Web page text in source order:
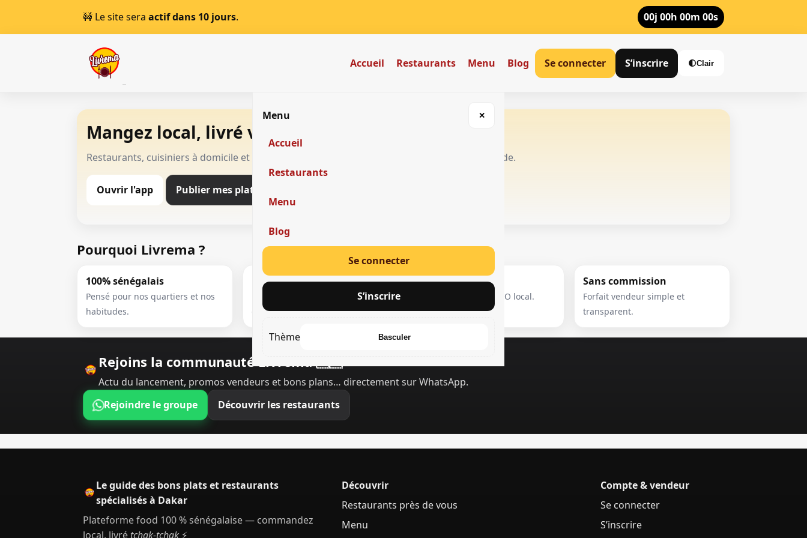
🚧 Le site sera actif dans 10 jours. 00j 00h 00m 00s
Accueil Restaurants Menu Blog Se connecter S’inscrire 🌓
Menu ✕
Accueil
Restaurants
Menu
Blog
Se connecter
S’inscrire
Thème Basculer
Mangez local, livré vite 🍽️
Restaurants, cuisiniers à domicile et livreurs tchak-tchak réunis dans une app simple et rapide.
Ouvrir l'app Publier mes plats
Pourquoi Livrema ?
100% sénégalais
Pensé pour nos quartiers et nos
habitudes.
Ultra simple
Une interface claire, même pour
débutants.
Rapide
Optimisé mobile & SEO local.
Sans commission
Forfait vendeur simple et
transparent.
Rejoins la communauté Livrema 🇸🇳
Actu du lancement, promos vendeurs et bons plans… directement sur WhatsApp.
Rejoindre le groupe
Découvrir les restaurants
Le guide des bons plats et restaurants
spécialisés à Dakar
Plateforme food 100 % sénégalaise — commandez
local, livré tchak-tchak ⚡
Découvrir
Restaurants près de vous
Menu
Compte & vendeur
Se connecter
S’inscrire